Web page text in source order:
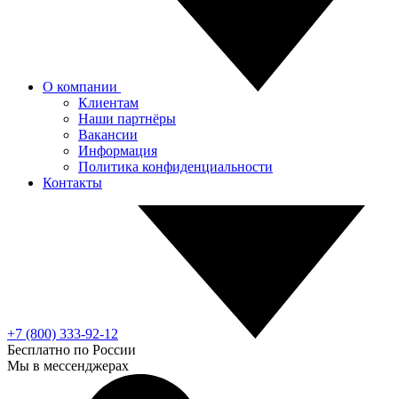
О компании
Клиентам
Наши партнёры
Вакансии
Информация
Политика конфиденциальности
Контакты
+7 (800) 333-92-12
Бесплатно по России
Мы в мессенджерах